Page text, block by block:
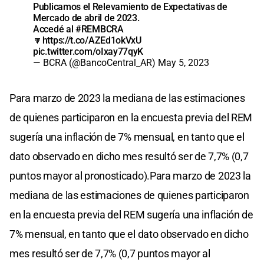
Publicamos el Relevamiento de Expectativas de
Mercado de abril de 2023.
Accedé al #REMBCRA
🔽 https://t.co/AZEd1okVxU
pic.twitter.com/oIxay77qyK
— BCRA (@BancoCentral_AR) May 5, 2023
Para marzo de 2023 la mediana de las estimaciones
de quienes participaron en la encuesta previa del REM
sugería una inflación de 7% mensual, en tanto que el
dato observado en dicho mes resultó ser de 7,7% (0,7
puntos mayor al pronosticado).Para marzo de 2023 la
mediana de las estimaciones de quienes participaron
en la encuesta previa del REM sugería una inflación de
7% mensual, en tanto que el dato observado en dicho
mes resultó ser de 7,7% (0,7 puntos mayor al